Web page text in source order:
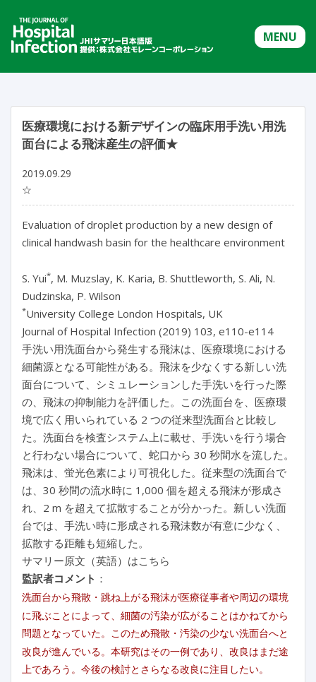
MENU
医療環境における新デザインの臨床用手洗い用洗
面台による飛沫産生の評価★
2019.09.29
☆
Evaluation of droplet production by a new design of
clinical handwash basin for the healthcare environment
S. Yui*, M. Muzslay, K. Karia, B. Shuttleworth, S. Ali, N.
Dudzinska, P. Wilson
*University College London Hospitals, UK
Journal of Hospital Infection (2019) 103, e110-e114
手洗い用洗面台から発生する飛沫は、医療環境における
細菌源となる可能性がある。飛沫を少なくする新しい洗
面台について、シミュレーションした手洗いを行った際
の、飛沫の抑制能力を評価した。この洗面台を、医療環
境で広く用いられている 2 つの従来型洗面台と比較し
た。洗面台を検査システム上に載せ、手洗いを行う場合
と行わない場合について、蛇口から 30 秒間水を流した。
飛沫は、蛍光色素により可視化した。従来型の洗面台で
は、30 秒間の流水時に 1,000 個を超える飛沫が形成さ
れ、2 m を超えて拡散することが分かった。新しい洗面
台では、手洗い時に形成される飛沫数が有意に少なく、
拡散する距離も短縮した。
サマリー原文（英語）はこちら
監訳者コメント ：
洗面台から飛散・跳ね上がる飛沫が医療従事者や周辺の環境
に飛ぶことによって、細菌の汚染が広がることはかねてから
問題となっていた。このため飛散・汚染の少ない洗面台へと
改良が進んでいる。本研究はその一例であり、改良はまだ途
上であろう。今後の検討とさらなる改良に注目したい。